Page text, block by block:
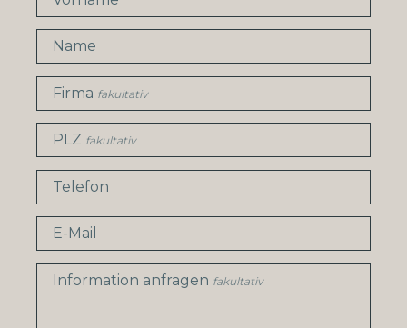
Name
Firma fakultativ
PLZ fakultativ
Telefon
E-Mail
Information anfragen fakultativ